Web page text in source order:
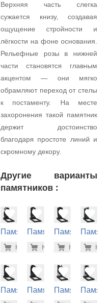
Верхняя часть слегка
сужается книзу, создавая
ощущение стройности и
лёгкости на фоне основания.
Рельефные розы в нижней
части становятся главным
акцентом — они мягко
обрамляют переход от стелы
к постаменту. На месте
захоронения такой памятник
держит достоинство
благодаря простоте линий и
скромному декору.
Другие варианты
памятников :
Памятник
могилу
-7% 32.300
Купить
Памятник
могилу
-7%
Купить
Памятник
могилу
-
Купитьмогилу
ПамятникПамятникПамятник